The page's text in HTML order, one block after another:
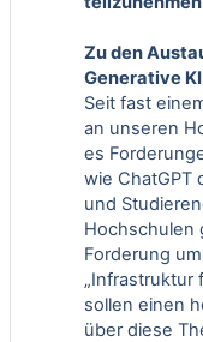
Zu den
Generative
Seit fast
an unseren
es
wie ChatGPT
und
Hochschulen
Forderung
„Infrastruktur
sollen einen
über diese